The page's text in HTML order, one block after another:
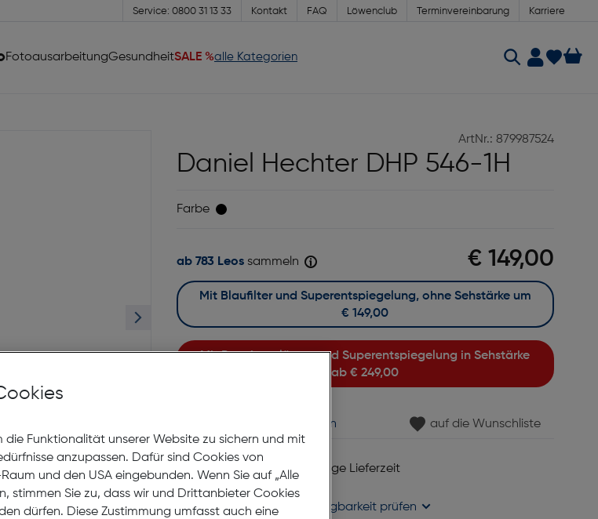
Service: 0800 31 13 33 Kontakt FAQ Löwenclub Terminvereinbarung Karriere
FotoausarbeitungGesundheitSALE %alle Kategorien
ArtNr.: 879987524
Daniel Hechter DHP 546-1H
Farbe
€ 149,00
ab 783 Leossammeln
Mit Premiumgläsern und Superentspiegelung in Sehstärke
ab€ 249,00
€ 149,00
Jetzt Termin vereinbaren auf die Wunschliste
Lagernd | 6 bis 8 Werktage Lieferzeit
Nach Hause liefern
Selbstabholung in
Verfügbarkeit prüfen
die Funktionalität unserer Website zu sichern und mit
anzupassen. Dafür sind Cookies von
und den USA eingebunden. Wenn Sie auf „Alle
stimmen Sie zu, dass wir und Drittanbieter Cookies
dürfen. Diese Zustimmung umfasst auch eine